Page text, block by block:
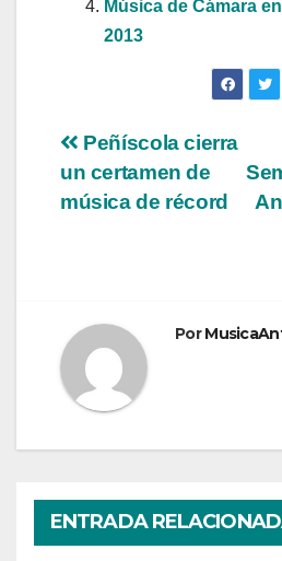
Música de Cámara
2013
Navegación
de
Peñíscola cierra
un certamen de
música de récord
Por
ENTRADA